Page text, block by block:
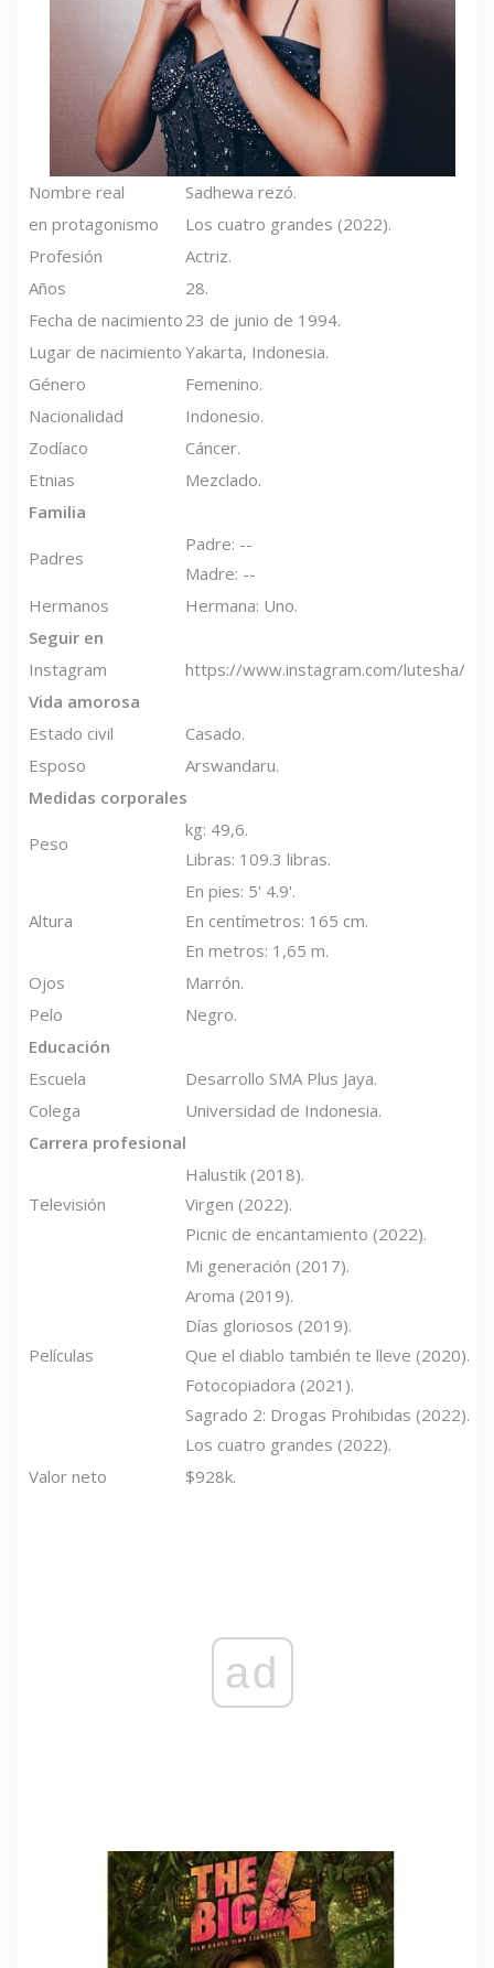
Nombre real
Sadhewa rezó.
en protagonismo
Los cuatro grandes (2022).
Profesión
Actriz.
Años
28.
Fecha de nacimiento 23 de junio de 1994.
Lugar de nacimiento Yakarta, Indonesia.
Género
Femenino.
Nacionalidad
Indonesio.
Zodíaco
Cáncer.
Etnias
Mezclado.
Familia
Padres
Padre: --
Madre: --
Hermanos
Hermana: Uno.
Seguir en
Instagram
https://www.instagram.com/lutesha/
Vida amorosa
Estado civil
Casado.
Esposo
Arswandaru.
Medidas corporales
Peso
kg: 49,6.
Libras: 109.3 libras.
Altura
En pies: 5' 4.9'.
En centímetros: 165 cm.
En metros: 1,65 m.
Ojos
Marrón.
Pelo
Negro.
Educación
Escuela
Desarrollo SMA Plus Jaya.
Colega
Universidad de Indonesia.
Carrera profesional
Televisión
Halustik (2018).
Virgen (2022).
Picnic de encantamiento (2022).
Películas
Mi generación (2017).
Aroma (2019).
Días gloriosos (2019).
Que el diablo también te lleve (2020).
Fotocopiadora (2021).
Sagrado 2: Drogas Prohibidas (2022).
Los cuatro grandes (2022).
Valor neto
$928k.
ad